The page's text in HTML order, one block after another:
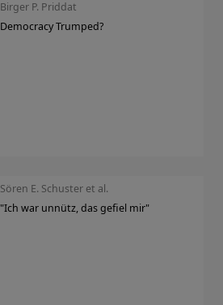
Birger P. Priddat
Democracy Trumped?
Sören E. Schuster et al.
"Ich war unnütz, das gefiel mir"